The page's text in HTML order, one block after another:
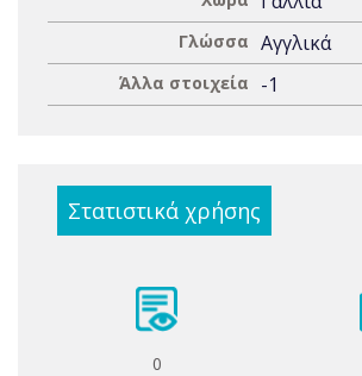
Γλώσσα Αγγλικά
Άλλα στοιχεία -1
Στατιστικά χρήσης
0